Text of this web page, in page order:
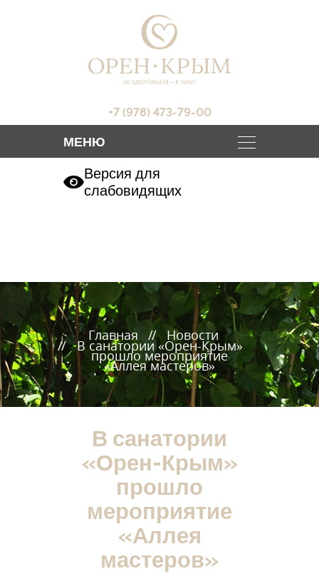
+7 (978) 473-79-00
Версия для
слабовидящих
Главная Новости
В санатории «Орен-Крым»
прошло мероприятие
«Аллея мастеров»
В санатории
«Орен-Крым»
прошло
мероприятие
«Аллея
мастеров»